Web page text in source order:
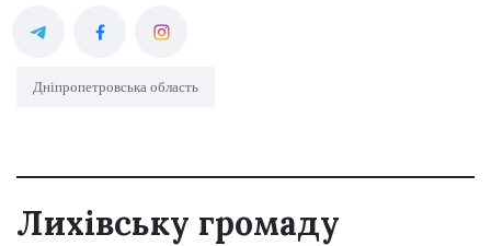
Дніпропетровська область
Лихівську громаду